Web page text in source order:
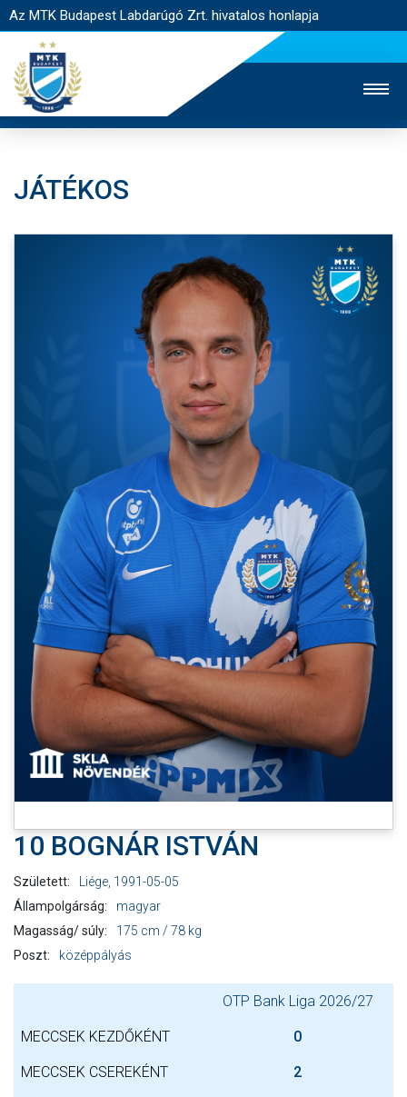
Az MTK Budapest Labdarúgó Zrt. hivatalos honlapja
STADION
EGYESÜLET
KAPCSOLAT
NYITÓLAP
HÍREK
CSAPATOK
MÉRKŐZÉSEK
KLUB
GALÉRIA
SZURKOLÓI ÉLMÉNYEK
AKKREDITÁCIÓ
JÁTÉKOS
10 BOGNÁR ISTVÁN
Született:
Liége, 1991-05-05
Állampolgárság:
magyar
Magasság/ súly:
175 cm / 78 kg
Poszt:
középpályás
OTP Bank Liga 2026/27
MECCSEK KEZDŐKÉNT 0
MECCSEK CSEREKÉNT 2